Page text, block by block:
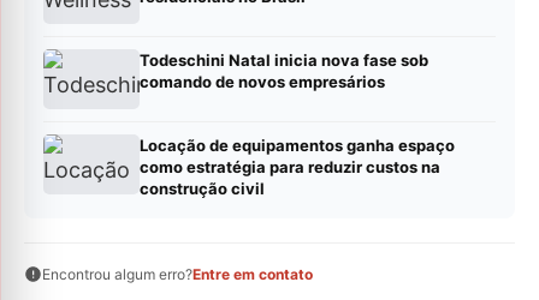
Todeschini Natal inicia nova fase sob
comando de novos empresários
Locação de equipamentos ganha espaço
como estratégia para reduzir custos na
construção civil
Encontrou algum erro?Entre em contato